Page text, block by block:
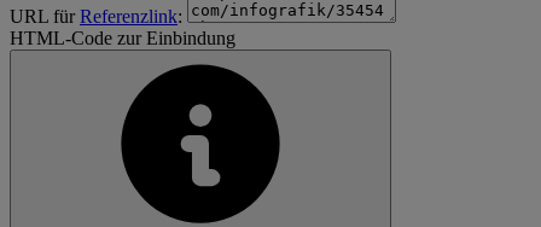
URL fürReferenzlink:
HTML-Code zur Einbindung